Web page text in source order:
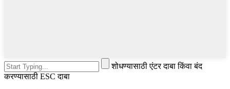
शोधण्यासाठी एंटर दाबा किंवा बंद
करण्यासाठी ESC दाबा